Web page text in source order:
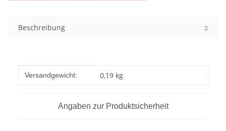
Beschreibung
Produkteigenschaft
Wert
Versandgewicht: 0,19 kg
Angaben zur Produktsicherheit